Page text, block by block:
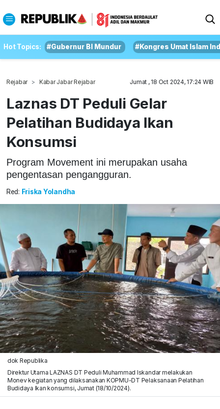
Hot Topics: #Gubernur BI Mundur #Kongres Umat Islam
Rejabar Kabar Jabar Rejabar Jumat , 18 Oct 2024, 17:24 WIB
Laznas DT Peduli Gelar
Pelatihan Budidaya Ikan
Konsumsi
Program Movement ini merupakan usaha
pengentasan pengangguran.
Red: Friska Yolandha
dok Republika
Direktur Utama LAZNAS DT Peduli Muhammad Iskandar melakukan
Monev kegiatan yang dilaksanakan KOPMU-DT Pelaksanaan Pelatihan
Budidaya Ikan konsumsi, Jumat (18/10/2024).